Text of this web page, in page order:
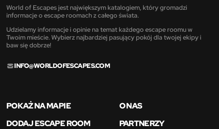
World of Escapes jest największym katalogiem, który gromadzi
informacje o escape roomach z całego świata.
Udzielamy informacje i opinie na temat każdego escape roomu w
Twoim mieście. Wybierz najbardziej pasujący pokój dla twojej ekipy i
baw się dobrze!
INFO@WORLDOFESCAPES.COM
POKAŻ NA MAPIE
O NAS
DODAJ ESCAPE ROOM
PARTNERZY